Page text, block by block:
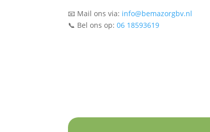
📧 Mail ons via: info@bemazorgbv.nl
📞 Bel ons op:06 18593619